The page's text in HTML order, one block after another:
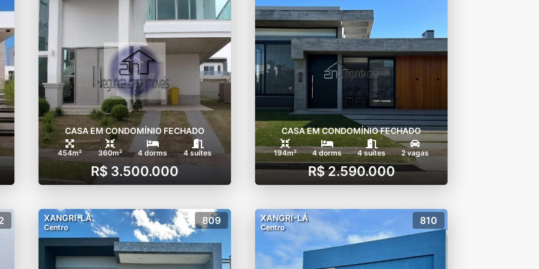
CASA EM CONDOMÍNIO FECHADO
454m² 360m² 4 dorms 4 suítes
R$ 3.500.000
CASA EM CONDOMÍNIO FECHADO
194m² 4 dorms 4 suítes 2 vagas
R$ 2.590.000
XANGRI-LÁ
Centro
809 XANGRI-LÁ
Centro
810